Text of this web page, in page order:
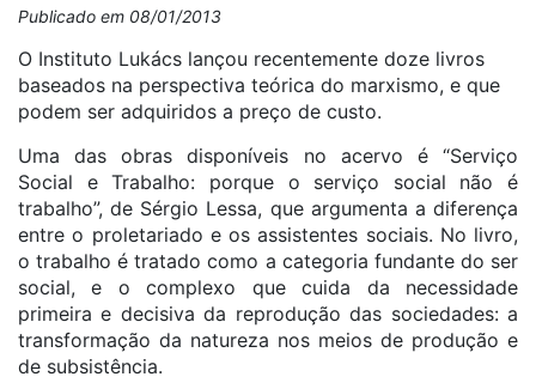
Publicado em 08/01/2013
O Instituto Lukács lançou recentemente doze livros
baseados na perspectiva teórica do marxismo, e que
podem ser adquiridos a preço de custo.
Uma das obras disponíveis no acervo é “Serviço
Social e Trabalho: porque o serviço social não é
trabalho”, de Sérgio Lessa, que argumenta a diferença
entre o proletariado e os assistentes sociais. No livro,
o trabalho é tratado como a categoria fundante do ser
social, e o complexo que cuida da necessidade
primeira e decisiva da reprodução das sociedades: a
transformação da natureza nos meios de produção e
de subsistência.